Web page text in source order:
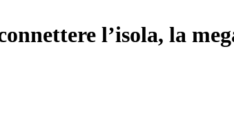
l’isola, la